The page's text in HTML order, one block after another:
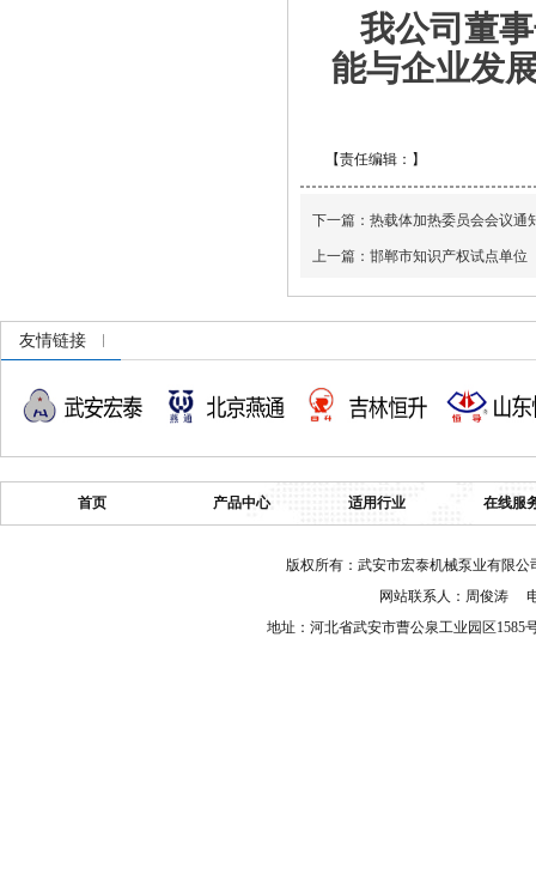
我公司董
能与企业发
【责任编辑：】
下一篇： 热载体加热委员会会议通
上一篇： 邯郸市知识产权试点单位
友情链接
首页 产品中心 适用行业 在线服
版权所有：武安市宏泰机械泵业有限
网站联系人：周俊涛
地址：河北省武安市曹公泉工业园区